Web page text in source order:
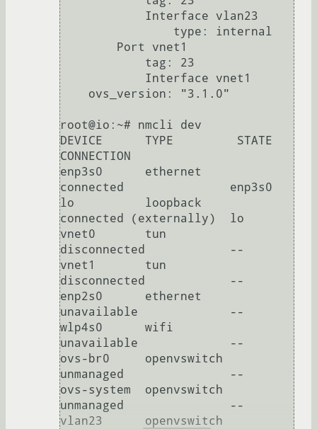
root@io:~# nmcli dev
DEVICE      TYPE         STATE
CONNECTION
enp3s0      ethernet
connected               enp3s0
lo          loopback
connected (externally)  lo
vnet0       tun
disconnected            --
vnet1       tun
disconnected            --
enp2s0      ethernet
unavailable             --
wlp4s0      wifi
unavailable             --
ovs-br0     openvswitch
unmanaged               --
ovs-system  openvswitch
unmanaged               --
vlan23      openvswitch